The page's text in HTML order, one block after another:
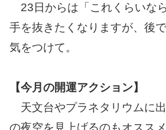
23日からは「これくらいな
手を抜きたくなりますが、後
気をつけて。
【今月の開運アクション】
天文台やプラネタリウムに
の夜空を見上げるのもオスス